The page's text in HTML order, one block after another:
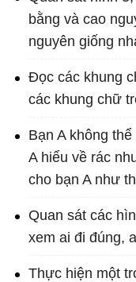
bằng và cao
nguyên giống
Đọc các khung
các khung chữ
Bạn A không
A hiểu về rác
cho bạn A như
Quan sát các
xem ai đi đúng,
Thực hiện một